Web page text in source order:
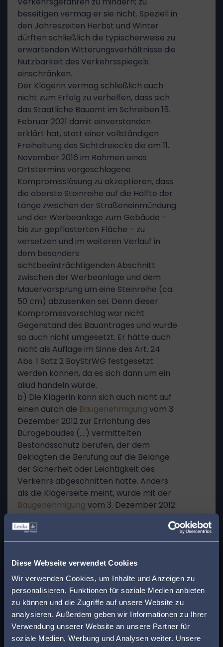
Diese Webseite verwendet Cookies
Wir verwenden Cookies, um Inhalte und Anzeigen zu
personalisieren, Funktionen für soziale Medien anbieten
zu können und die Zugriffe auf unsere Website zu
analysieren. Außerdem geben wir Informationen zu Ihrer
Verwendung unserer Website an unsere Partner für
soziale Medien, Werbung und Analysen weiter. Unsere
beseitigen vermag er sie nicht. Speziell in
den Jahreszeiten Herbst und Winter
dürften schließlich die typischerweise zu
erwartenden Witterungsverhältnisse die
Nutzbarkeit des Verkehrsspiegels
einschränken.
Der Klägerin vermag schließlich auch
nicht zum Erfolg zu verhelfen, dass sich
das Staatliche Bauamt im Schreiben 15.
Februar 2021 damit einverstanden
erklärt hat, statt einer vollständigen
Freihaltung des Sichtdreiecks die am 11.
November 2016 im Rahmen eines
Ortstermins vorgeschlagene
Kompromisslösung zu akzeptieren, dass
die oberste Steinreihe auf die Hälfte der
Länge zwischen der Straßeneinmündung
und der Werbeanlage zum Gebäude –
bis zur gepflasterten Fläche – zu
versetzen und im weiteren Verlauf in
dem besonders
sichtbeeinträchtigenden Abschnitt
zwischen der Werbeanlage und dem
Mauervorsprung um eine Steinreihe (ca.
50 cm) abzusenken sei. Denn dieser
Kompromissvorschlag war nicht
Gegenstand des Bauantrages und wurde
so auch nicht umgesetzt. Er hätte auch
nicht als Auflage im Sinne des Art. 24
Abs. 1 Satz 2 BayStrWG festgesetzt
werden können, da es sich dann um ein
aliud handeln würde.
b) Die Klägerin kann sich auch nicht auf
einen durch die Baugenehmigung vom 3.
Dezember 2012 zur Errichtung des
Bürogebäudes (….) vermittelten
Bestandsschutz berufen, der dem
Beklagten die Berufung auf die Belange
der Sicherheit oder Leichtigkeit des
Verkehrs abgeschnitten hätte. Anders
als die Klägerseite meint, wurde mit der
Baugenehmigung vom 3. Dezember 2012
genehmigt, dass die Klägerin bis an die
südliche Grundstücksgrenze zum
höherstehenden Bürogebäudes hätte
aufschütten dürfen.
DerInhalteiner Baugenehmigung und
damit das genehmigte Vorhaben
bestimmen sich nach der Bezeichnung
und den Regelungen in der
Baugenehmigung, die wiederum durch
Finden Sie den
passenden Anwalt in
Ihrer Nähe!
Geben Sie Ihre Postleitzahl ein, um beim Lesen
eines Beitrags sofort einen kompetenten